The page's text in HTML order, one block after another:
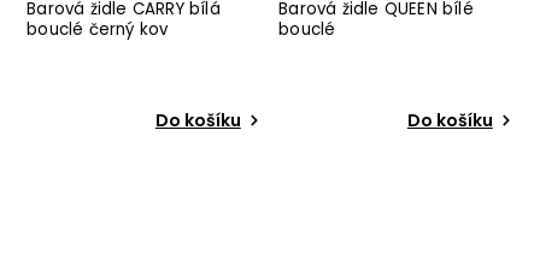
Barová židle CARRY bílá
bouclé černý kov
Do košíku
Barová židle QUEEN bílé
bouclé
Do košíku